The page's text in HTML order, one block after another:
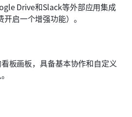
Drive和Slack等外部应用集成
开启一个增强功能）。
板画板，具备基本协作和自定义